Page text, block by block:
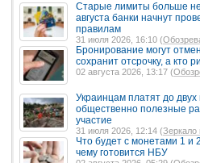
Старые лимиты больше не
августа банки начнут
правилам
31 июля 2026, 16:10 (
Бронирование могут
сохранит отсрочку, а кто
02 августа 2026, 13:17 (
Украинцам платят до
общественно полезные
участие
31 июля 2026, 12:14 (Зеркало
Что будет с монетами 1 и
чему готовится НБУ